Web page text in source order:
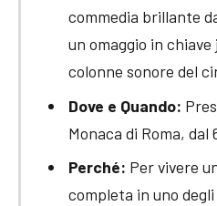
commedia brillante
un omaggio in
colonne sonore del
Dove e Quando:
Monaca di Roma, dal
Perché: Per vivere
completa in uno